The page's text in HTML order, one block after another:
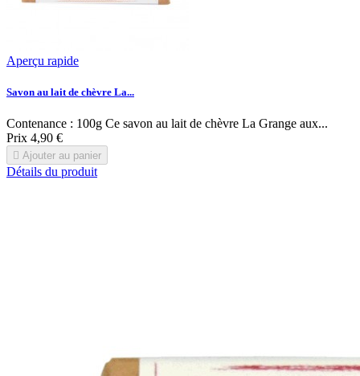
Aperçu rapide
Savon au lait de chèvre La...
Contenance : 100g Ce savon au lait de chèvre La Grange aux...
Prix 4,90 €
 Ajouter au panier
Détails du produit